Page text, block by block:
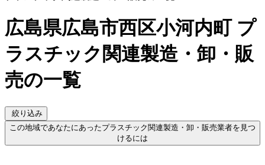
広島県広島市西区小河内町 プ
ラスチック関連製造・卸・販
売の一覧
絞り込み
この地域であなたにあったプラスチック関連製造・卸・販売業者を見つ
けるには